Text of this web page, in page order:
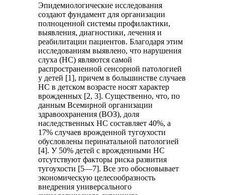
Эпидемиологические исследования
создают фундамент для организации
полноценной системы профилактики,
выявления, диагностики, лечения и
реабилитации пациентов. Благодаря этим
исследованиям выявлено, что нарушения
слуха (НС) являются самой
распространенной сенсорной патологией
у детей [1], причем в большинстве случаев
НС в детском возрасте носят характер
врожденных [2, 3]. Существенно, что, по
данным Всемирной организации
здравоохранения (ВОЗ), доля
наследственных НС составляет 40%, а
17% случаев врожденной тугоухости
обусловлены перинатальной патологией
[4]. У 50% детей с врожденными НС
отсутствуют факторы риска развития
тугоухости [5—7]. Все это обосновывает
экономическую целесообразность
внедрения универсального